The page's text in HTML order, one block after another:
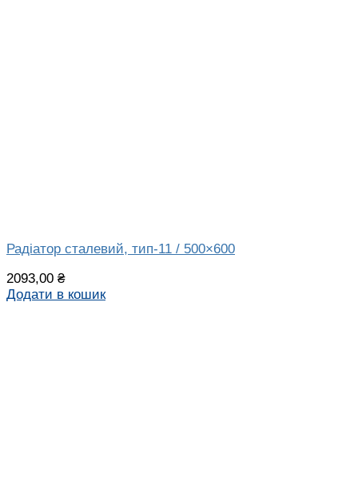
Радіатор сталевий, тип-11 / 500×600
2093,00 ₴
Додати в кошик